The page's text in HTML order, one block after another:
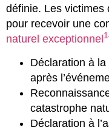
définie. Les victimes
pour recevoir une
naturel exceptionnel
Déclaration à
après
catastrophe
Déclaration à